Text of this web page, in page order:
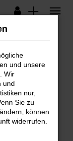
können:
und unsere
Wir
und
nur,
Sie zu
können
widerrufen.